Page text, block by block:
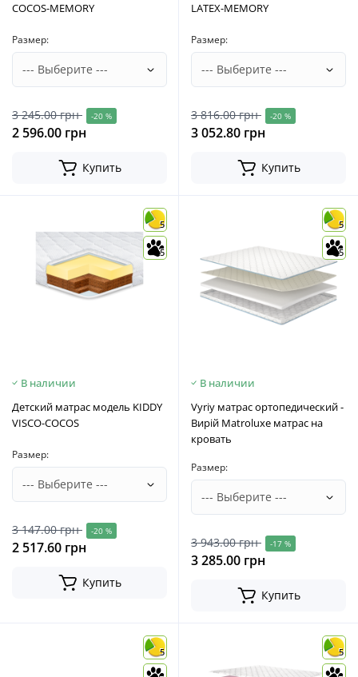
COCOS-MEMORY
Размер:
3 245.00 грн -20 %
2 596.00 грн
Купить
LATEX-MEMORY
Размер:
3 816.00 грн -20 %
3 052.80 грн
Купить
5
5
В наличии
Детский матрас модель KIDDY
VISCO-СOСOS
Размер:
3 147.00 грн -20 %
2 517.60 грн
Купить
5
5
В наличии
Vyriy матрас ортопедический -
Вирій Matroluxe матрас на
кровать
Размер:
3 943.00 грн -17 %
3 285.00 грн
Купить
5 5